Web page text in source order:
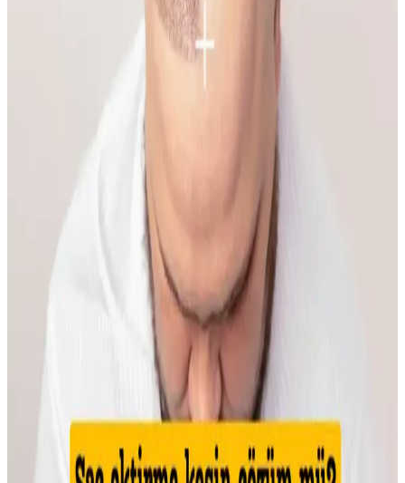
temas dermatiti, bakteriyel enfeksiyon ve çevresel faktörler olabilir.
Doğru bakım ve dermatolojik destekle sorun yönetilebilir.
Makyaja Yeniden Başlamak İçin Temel Ürünler ve
Makyaja dönüşte cilt hazırlığı, doğru ürün seçimi ve göz yapısına
renk ve uyumu sağlar, günlük hayata kolaylıkla adapte olur.
İlkbahar ve Yaz Düğünleri İçin Doğal ve Şık
Makyaj Teknikleri ve Ürün Önerileri
İlkbahar ve yaz düğünlerinde doğal ve uyumlu makyaj için cilt tonu
uyumu, doğru ürün seçimi ve özel günlere uygun teknikler
önemlidir. Nemlendirme ve kirpik bakımı görünümü tamamlar.
Kaş Bölgesindeki Sivilceyi Gizlemek ve İyileştirmek
İçin Etkili Yöntemler
Kaş bölgesinde oluşan sivilcelerde buz uygulaması, antibakteriyel
kremler ve hidrojel bant kullanımı ile şişlik azaltılır. Yeşil renk
düzeltici ve kapatıcı ile makyajla görünüm minimize edilir, cilt
sağlığı korunur.
Makyajda Kötü Günlerin Nedenleri, Çözümleri ve
Psikolojik Etkileri Üzerine Analiz